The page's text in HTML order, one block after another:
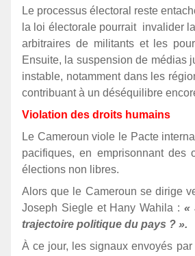
Le processus électoral reste
la loi électorale pourrait invalider
arbitraires de militants et les
Ensuite, la suspension de médias
instable, notamment dans les
contribuant à un déséquilibre
Violation des droits humains
Le Cameroun viole le Pacte
pacifiques, en emprisonnant des
élections non libres.
Alors que le Cameroun se dirige
Joseph Siegle et Hany Wahila : «
trajectoire politique du pays ? ».
À ce jour, les signaux envoyés